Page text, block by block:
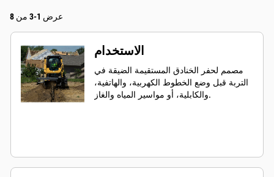
عرض 1-3 من 8
الاستخدام
مصمم لحفر الخنادق المستقيمة الضيقة في
التربة قبل وضع الخطوط الكهربية، والهاتفية،
والكابلية، أو مواسير المياه والغاز.